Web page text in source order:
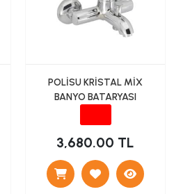
POLİSU KRİSTAL MİX
BANYO BATARYASI
3,680.00 TL